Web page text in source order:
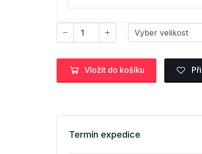
Vložit do košíku
Termín expedice